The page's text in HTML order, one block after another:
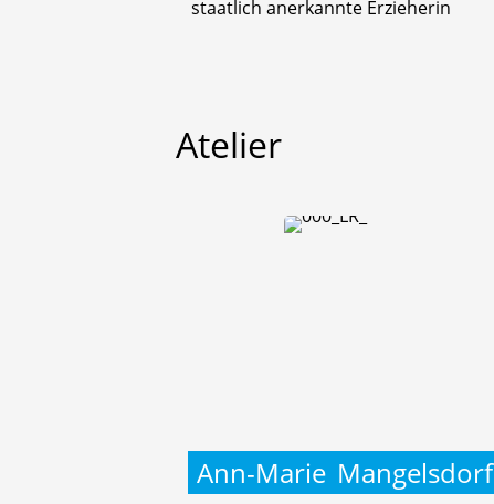
staatlich anerkannte Erzieherin
Atelier
Ann-Marie Mangelsdorf